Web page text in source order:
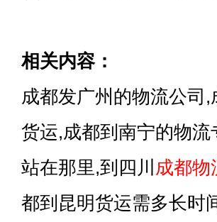
相关内容：
成都发广州的物流公司
货运,成都到南宁的物
站在那里,到四川 成都物
都到昆明货运需多长时